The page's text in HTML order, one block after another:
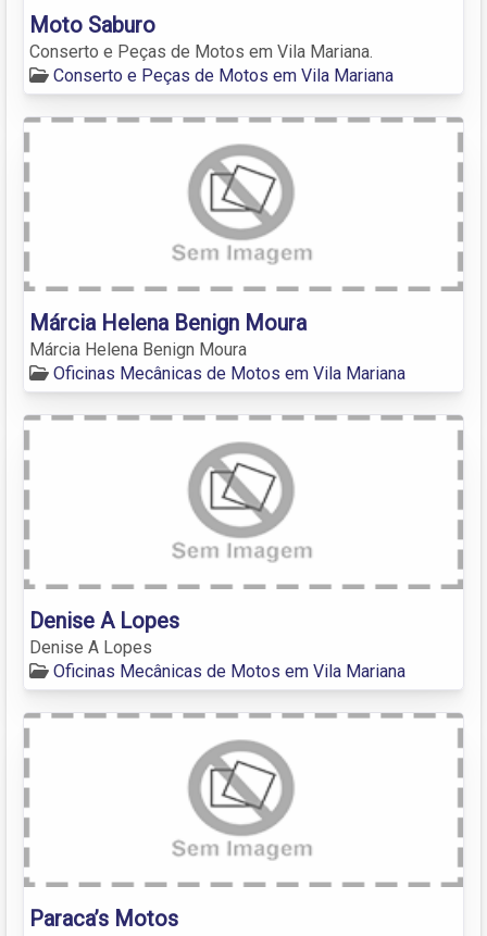
Moto Saburo
Conserto e Peças de Motos em Vila Mariana.
Conserto e Peças de Motos em Vila Mariana
Márcia Helena Benign Moura
Márcia Helena Benign Moura
Oficinas Mecânicas de Motos em Vila Mariana
Denise A Lopes
Denise A Lopes
Oficinas Mecânicas de Motos em Vila Mariana
Paraca’s Motos